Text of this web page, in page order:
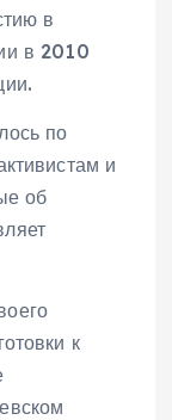
в
в 2010
по
и
об
к